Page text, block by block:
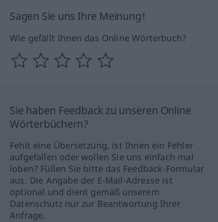
Sagen Sie uns Ihre Meinung!
Wie gefällt Ihnen das Online Wörterbuch?
Sie haben Feedback zu unseren Online
Wörterbüchern?
Fehlt eine Übersetzung, ist Ihnen ein Fehler
aufgefallen oder wollen Sie uns einfach mal
loben? Füllen Sie bitte das Feedback-Formular
aus. Die Angabe der E-Mail-Adresse ist
optional und dient gemäß unserem
Datenschutz nur zur Beantwortung Ihrer
Anfrage.